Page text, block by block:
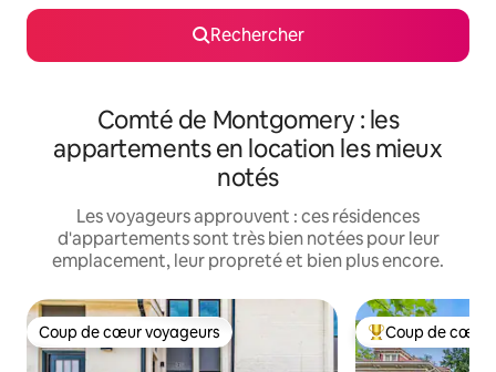
Rechercher
Comté de Montgomery : les
appartements en location les mieux
notés
Les voyageurs approuvent : ces résidences
d'appartements sont très bien notées pour leur
emplacement, leur propreté et bien plus encore.
Coup de cœur voyageurs
Coup de cœur voyageurs Coups de cœur
Coup de cœur